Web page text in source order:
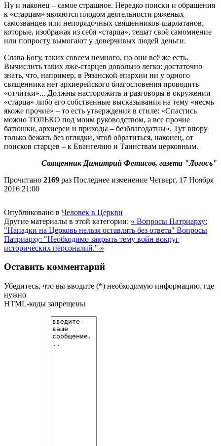
Ну и наконец – самое страшное. Нередко поиски и обращения
к «старцам» являются плодом деятельности ряженых
самозванцев или непорядочных священников-шарлатанов,
которые, изображая из себя «старца», тешат своё самомнение
или попросту вымогают у доверчивых людей деньги.
Слава Богу, таких совсем немного, но они всё же есть.
Вычислить таких лже-старцев довольно легко: достаточно
знать, что, например, в Рязанской епархии ни у одного
священника нет архиерейского благословения проводить
«отчитки»... Должны насторожить и разговоры в окружении
«старца» либо его собственные высказывания на тему «несмь
якоже прочие» – то есть утверждения в стиле: «Спастись
можно ТОЛЬКО под моим руководством, а все прочие
батюшки, архиереи и приходы – безблагодатны». Тут впору
только бежать без оглядки, чтоб обратиться, наконец, от
поисков старцев – к Евангелию и Таинствам церковным.
Священник Димитрий Фетисов, газета "Логосъ"
Прочитано 2169 раз Последнее изменение Четверг, 17 Ноября
2016 21:00
Опубликовано в Человек в Церкви
Другие материалы в этой категории: « Вопросы Патриарху:
"Нападки на Церковь нельзя оставлять без ответа" Вопросы
Патриарху: "Необходимо закрыть тему войн вокруг
исторических персоналий." »
Оставить комментарий
Убедитесь, что вы вводите (*) необходимую информацию, где
нужно
HTML-коды запрещены